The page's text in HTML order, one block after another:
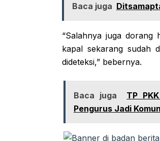
Baca juga
“Salahnya juga
kapal sekarang sudah
dideteksi,” bebernya.
Baca juga
TP
Pengurus Jadi